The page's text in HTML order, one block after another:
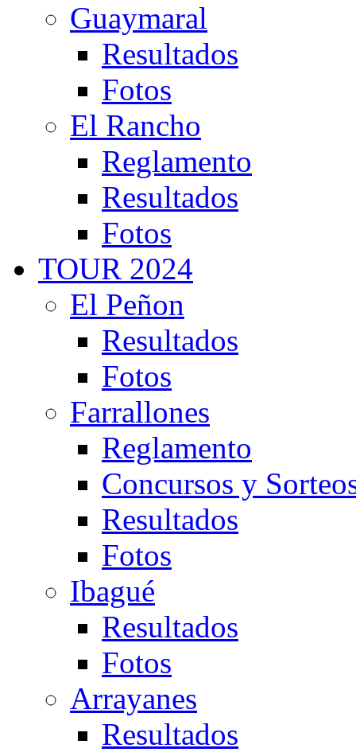
Guaymaral
Resultados
Fotos
El Rancho
Reglamento
Resultados
Fotos
TOUR 2024
El Peñon
Resultados
Fotos
Farrallones
Reglamento
Concursos y
Resultados
Fotos
Ibagué
Resultados
Fotos
Arrayanes
Resultados